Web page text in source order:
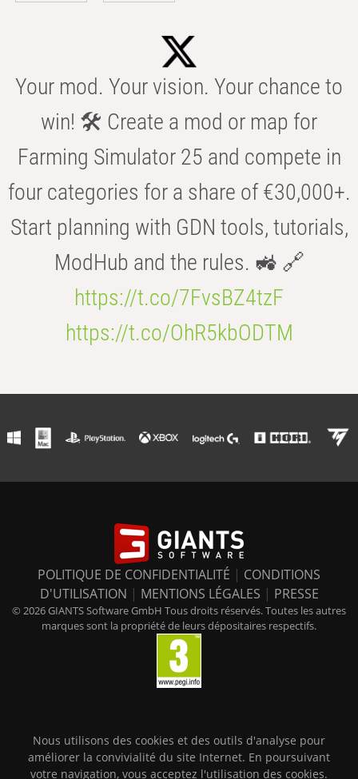
Your mod. Your vision. Your chance to
win! 🛠️ Create a mod or map for
Farming Simulator 25 and compete in
four categories for a share of €30,000+.
Start planning with GDN tools, tutorials,
ModHub and the rules. 🚜 🔗
https://t.co/7FvsBZ4tzF
https://t.co/OhR5kbODTM
POLITIQUE DE CONFIDENTIALITÉ | CONDITIONS
D'UTILISATION | MENTIONS LÉGALES | PRESSE
© 2026 GIANTS Software GmbH Tous droits réservés. Toutes les autres
marques sont la propriété de leurs dépositaires respectifs.
Nous utilisons des cookies et des outils d'analyse pour
améliorer la convivialité du site Internet. En poursuivant
votre navigation, vous acceptez l'utilisation des cookies.